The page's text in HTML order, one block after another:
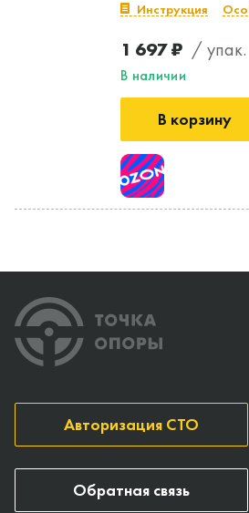
Инструкция
1 697 ₽ / упак.
В наличии
В корзину
Авторизация СТО
Обратная связь